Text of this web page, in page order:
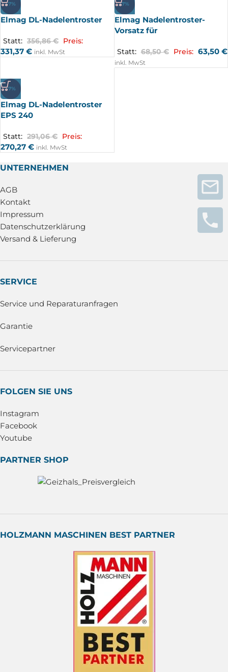
-7%
Elmag DL-Nadelentroster
Statt: 356,86€ Preis:
331,37 € inkl. MwSt
-7%
Elmag Nadelentroster-
Vorsatz für
Statt: 68,50€ Preis: 63,50 €
inkl. MwSt
-7%
Elmag DL-Nadelentroster
EPS 240
Statt: 291,06€ Preis:
270,27 € inkl. MwSt
UNTERNEHMEN
AGB
Kontakt
Impressum
Datenschutzerklärung
Versand & Lieferung
SERVICE
Service und Reparaturanfragen
Garantie
Servicepartner
FOLGEN SIE UNS
Instagram
Facebook
Youtube
PARTNER SHOP
HOLZMANN MASCHINEN BEST PARTNER